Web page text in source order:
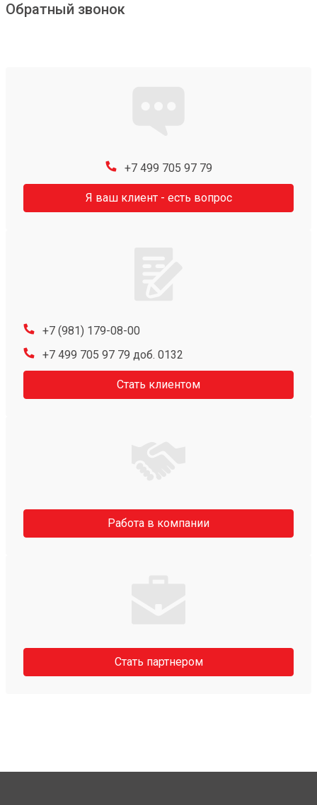
Обратный звонок
+7 499 705 97 79
Я ваш клиент - есть вопрос
+7 (981) 179-08-00
+7 499 705 97 79 доб. 0132
Стать клиентом
Работа в компании
Стать партнером